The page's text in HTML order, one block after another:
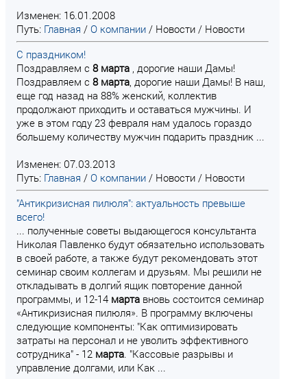
Изменен: 16.01.2008
Путь: Главная / О компании / Новости / Новости
С праздником!
Поздравляем с 8 марта , дорогие наши Дамы!
Поздравляем с 8 марта, дорогие наши Дамы! В наш,
еще год назад на 88% женский, коллектив
продолжают приходить и оставаться мужчины. И
уже в этом году 23 февраля нам удалось гораздо
большему количеству мужчин подарить праздник ...
Изменен: 07.03.2013
Путь: Главная / О компании / Новости / Новости
"Антикризисная пилюля": актуальность превыше
всего!
... полученные советы выдающегося консультанта
Николая Павленко будут обязательно использовать
в своей работе, а также будут рекомендовать этот
семинар своим коллегам и друзьям. Мы решили не
откладывать в долгий ящик повторение данной
программы, и 12-14 марта вновь состоится семинар
«Антикризисная пилюля». В программу включены
следующие компоненты: "Как оптимизировать
затраты на персонал и не уволить эффективного
сотрудника" - 12 марта. "Кассовые разрывы и
управление долгами, или Как ...